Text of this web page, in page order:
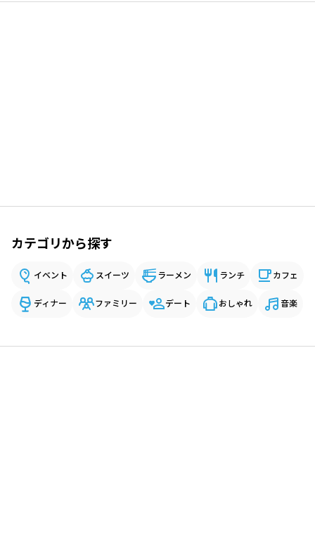
カテゴリから探す
イベント スイーツ ラーメン ランチ カフェ
ディナー ファミリー デート おしゃれ 音楽